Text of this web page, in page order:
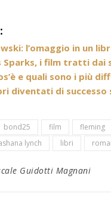
l’omaggio in un
Sparks, i film tratti dai
e quali sono i più
diventati di successo
bond25 film
fleming
lynch libri
Guidotti Magnani